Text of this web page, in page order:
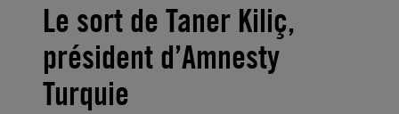
Le sort de Taner Kiliç,
président d’Amnesty
Turquie